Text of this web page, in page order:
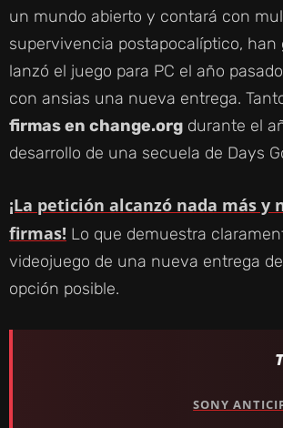
un mundo abierto y contará con
supervivencia postapocalíptico,
lanzó el juego para PC el año
con ansias una nueva entrega.
firmas en change.org durante el
desarrollo de una secuela de Days
¡La petición alcanzó nada más y
firmas! Lo que demuestra
videojuego de una nueva entrega
opción posible.
SONY